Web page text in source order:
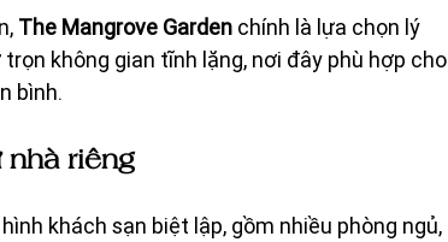
The Mangrove Garden chính là lựa chọn lý
không gian tĩnh lặng, nơi đây phù hợp cho
bình.
nhà riêng
khách sạn biệt lập, gồm nhiều phòng ngủ,